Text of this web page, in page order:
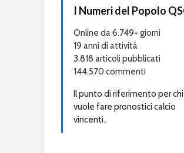
I Numeri del Popolo
Online da 6.749+ giorni
19 anni di attività
3.818 articoli pubblicati
144.570 commenti
Il punto di riferimento per chi
vuole fare pronostici calcio
vincenti.